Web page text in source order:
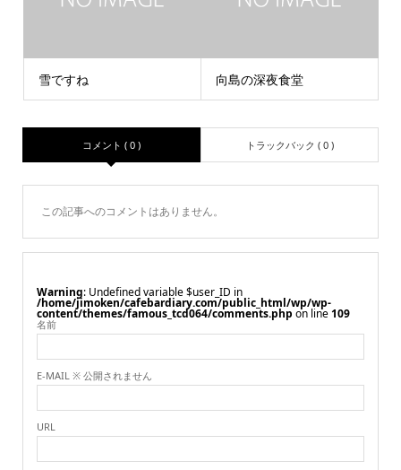
雪ですね 向島の深夜食堂
コメント ( 0 ) トラックバック ( 0 )
この記事へのコメントはありません。
Warning : Undefined variable $user_ID in
/home/jimoken/cafebardiary.com/public_html/wp/wp-
content/themes/famous_tcd064/comments.php on line109
名前
E-MAIL ※ 公開されません
URL